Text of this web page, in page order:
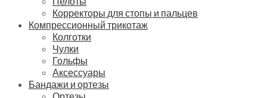
Корректоры для стопы и пальцев
Компрессионный трикотаж
Колготки
Чулки
Гольфы
Аксессуары
Бандажи и ортезы